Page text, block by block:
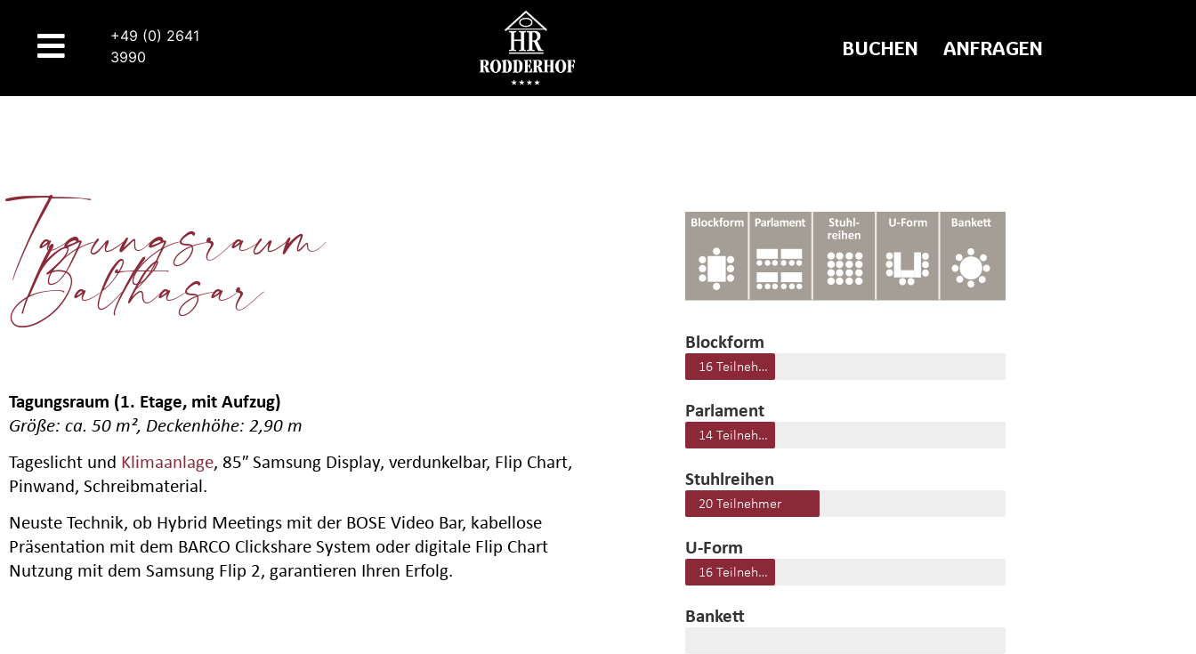
+49 (0) 2641
3990
BUCHEN ANFRAGEN
Tagungsraum
Balthasar
Tagungsraum (1. Etage, mit Aufzug)
Größe: ca. 50 m², Deckenhöhe: 2,90 m
Tageslicht und Klimaanlage, 85″ Samsung Display, verdunkelbar, Flip Chart,
Pinwand, Schreibmaterial.
Neuste Technik, ob Hybrid Meetings mit der BOSE Video Bar, kabellose
Präsentation mit dem BARCO Clickshare System oder digitale Flip Chart
Nutzung mit dem Samsung Flip 2, garantieren Ihren Erfolg.
Blockform
16 Teilnehmer
Parlament
14 Teilnehmer
Stuhlreihen
20 Teilnehmer
U-Form
16 Teilnehmer
Bankett